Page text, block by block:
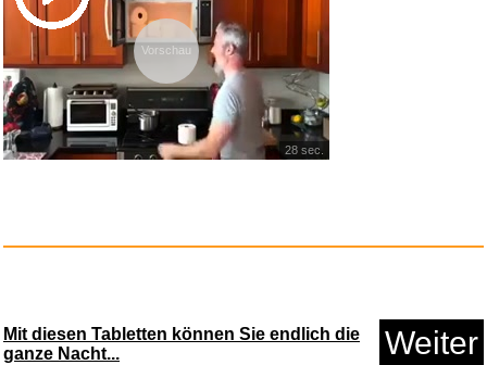
Antigo...
Vorschau
28 sec.
Mit diesen Tabletten können Sie endlich die
ganze Nacht...
Weiter